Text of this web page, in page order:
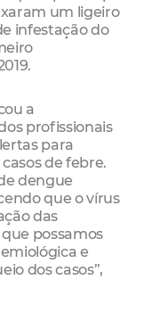
um ligeiro
infestação do
a
profissionais
para
de febre.
dengue
que o vírus
das
possamos
e
dos casos”,